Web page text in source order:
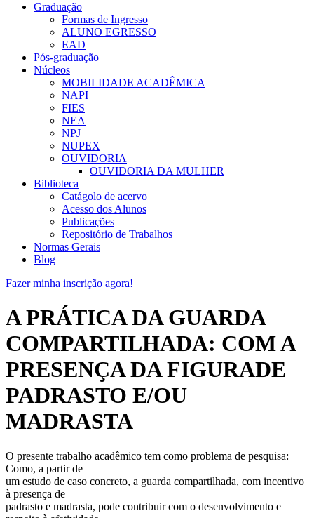
Graduação
Formas de Ingresso
ALUNO EGRESSO
EAD
Pós-graduação
Núcleos
MOBILIDADE ACADÊMICA
NAPI
FIES
NEA
NPJ
NUPEX
OUVIDORIA
OUVIDORIA DA MULHER
Biblioteca
Catágolo de acervo
Acesso dos Alunos
Publicações
Repositório de Trabalhos
Normas Gerais
Blog
Fazer minha inscrição agora!
A PRÁTICA DA GUARDA
COMPARTILHADA: COM A
PRESENÇA DA FIGURADE
PADRASTO E/OU
MADRASTA
O presente trabalho acadêmico tem como problema de pesquisa:
Como, a partir de
um estudo de caso concreto, a guarda compartilhada, com incentivo
à presença de
padrasto e madrasta, pode contribuir com o desenvolvimento e